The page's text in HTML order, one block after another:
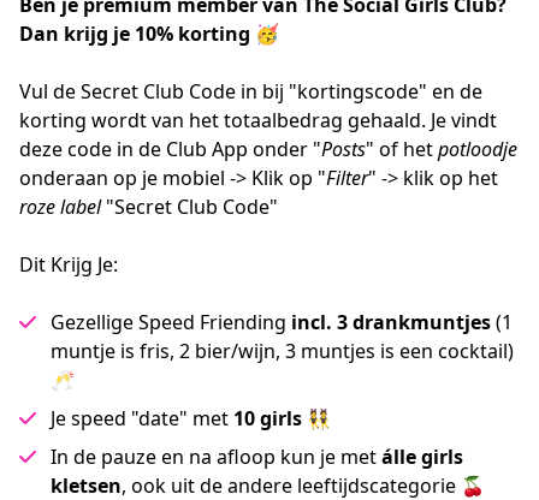
Dan krijg je 10% korting 🥳
Vul de Secret Club Code in bij "kortingscode" en de
korting wordt van het totaalbedrag gehaald. Je vindt
deze code in de Club App onder "Posts" of het potloodje
onderaan op je mobiel -> Klik op "Filter
roze label "Secret Club Code"
Dit Krijg Je:
Gezellige Speed Friending incl. 3 drankmuntjes(1
muntje is fris, 2 bier/wijn, 3 muntjes is een cocktail)
🥂
Je speed "date" met 10 girls 👯
In de pauze en na afloop kun je metálle girls
kletsen, ook uit de andere leeftijdscategorie 🍒